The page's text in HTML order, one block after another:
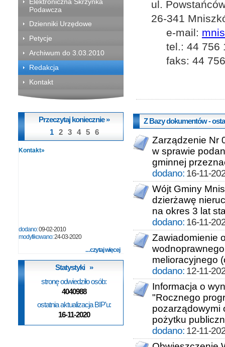
Podawcza
Dzienniki Urzędowe
Petycje
Archiwum do 3.03.2010
Redakcja
Kontakt
Przeczytaj koniecznie »
1 2 3 4 5 6
Kontakt»
dodano:09-02-2010
modyfikowano:24-03-2020
czytaj więcej
Statystyki »
stronę odwiedziło osób:
4040988
ostatnia aktualizacja BIP'u:
16-11-2020
ul.
26-341
e-mail:
tel.: 44 756
faks: 44
Z Bazy dokumentów -
Zarządzenie Nr
w sprawie
gminnej
dodano: 16-11-
Wójt Gminy
dzierżawę
na okres 3 lat
dodano: 16-11-
Zawiadomienie
melioracyjnego
dodano: 12-11-
Informacja o
"Rocznego
pozarządowymi
pożytku
dodano: 12-11-